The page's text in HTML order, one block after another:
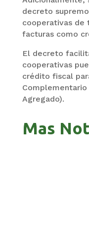
decreto
cooperativas de
facturas como
El decreto
cooperativas
crédito fiscal
Agregado).
Mas